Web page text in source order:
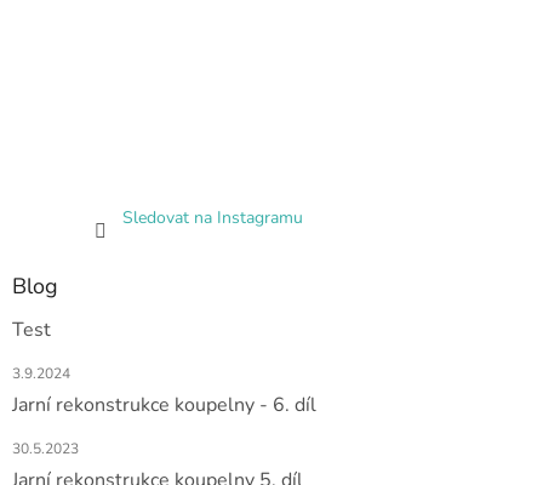
Sledovat na Instagramu
Blog
Test
3.9.2024
Jarní rekonstrukce koupelny - 6. díl
30.5.2023